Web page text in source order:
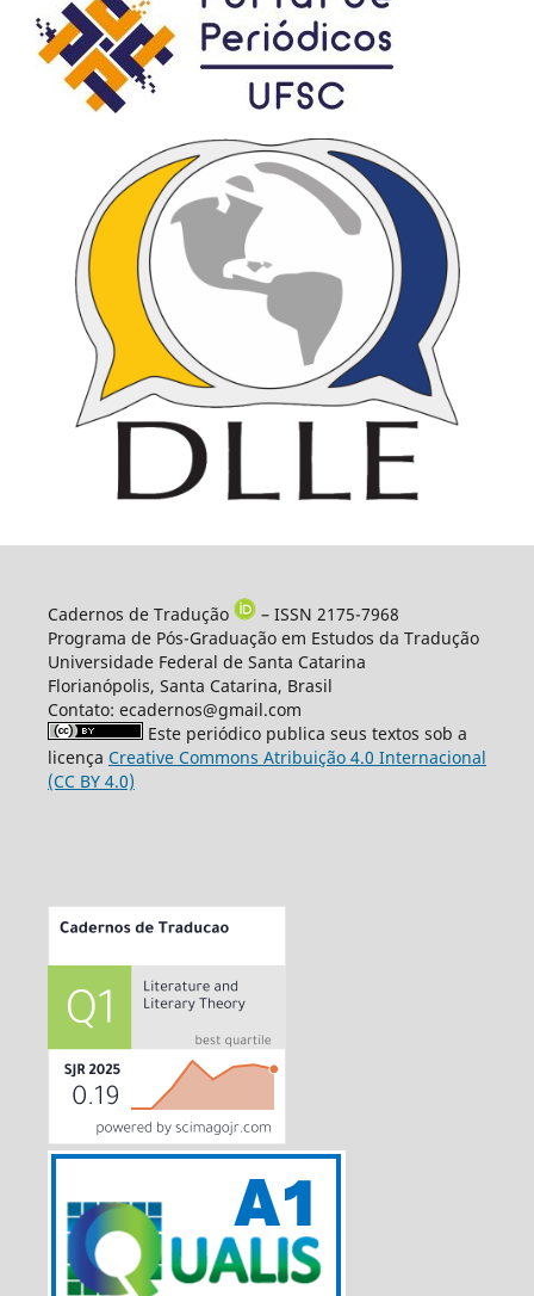
Cadernos de Tradução
– ISSN 2175-7968
Programa de Pós-Graduação em Estudos da Tradução
Universidade Federal de Santa Catarina
Florianópolis, Santa Catarina, Brasil
Contato: ecadernos@gmail.com
Este periódico publica seus textos sob a
licença Creative Commons Atribuição 4.0 Internacional
(CC BY 4.0)